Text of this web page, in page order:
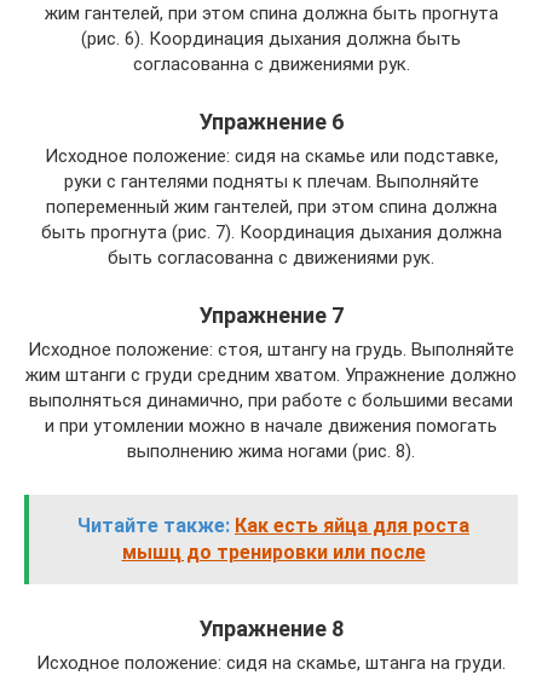
жим гантелей, при этом спина должна быть прогнута
(рис. 6). Координация дыхания должна быть
согласованна с движениями рук.
Упражнение 6
Исходное положение: сидя на скамье или подставке,
руки с гантелями подняты к плечам. Выполняйте
попеременный жим гантелей, при этом спина должна
быть прогнута (рис. 7). Координация дыхания должна
быть согласованна с движениями рук.
Упражнение 7
Исходное положение: стоя, штангу на грудь. Выполняйте
жим штанги с груди средним хватом. Упражнение должно
выполняться динамично, при работе с большими весами
и при утомлении можно в начале движения помогать
выполнению жима ногами (рис. 8).
Читайте также: Как есть яйца для роста
мышц до тренировки или после
Упражнение 8
Исходное положение: сидя на скамье, штанга на груди.